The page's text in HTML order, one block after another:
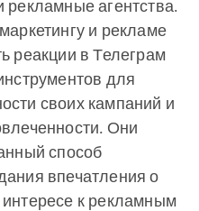
агентства.
и рекламе
реакции в Телеграм
для
своих кампаний и
Они
способ
впечатления о
к рекламным